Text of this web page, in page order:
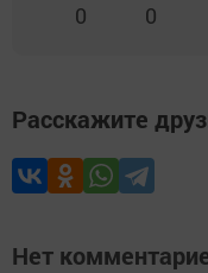
0 0
Расскажите
Нет